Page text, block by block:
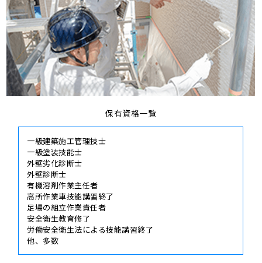
保有資格一覧
一級建築施工管理技士
一級塗装技能士
外壁劣化診断士
外壁診断士
有機溶剤作業主任者
高所作業車技能講習終了
足場の組立作業責任者
安全衛生教育修了
労働安全衛生法による技能講習終了
他、多数